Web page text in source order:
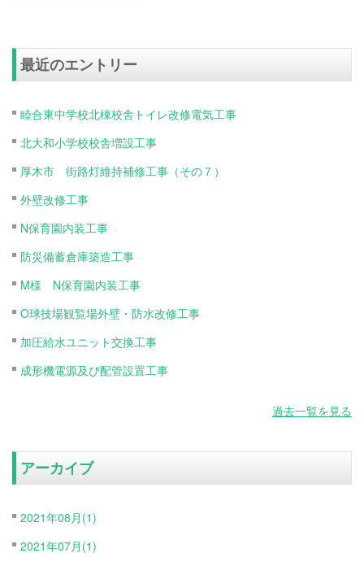
最近のエントリー
睦合東中学校北棟校舎トイレ改修電気工事
北大和小学校校舎増設工事
厚木市 街路灯維持補修工事（その７）
外壁改修工事
N保育園内装工事
防災備蓄倉庫築造工事
M様 N保育園内装工事
O球技場観覧場外壁・防水改修工事
加圧給水ユニット交換工事
成形機電源及び配管設置工事
過去一覧を見る
アーカイブ
2021年08月(1)
2021年07月(1)